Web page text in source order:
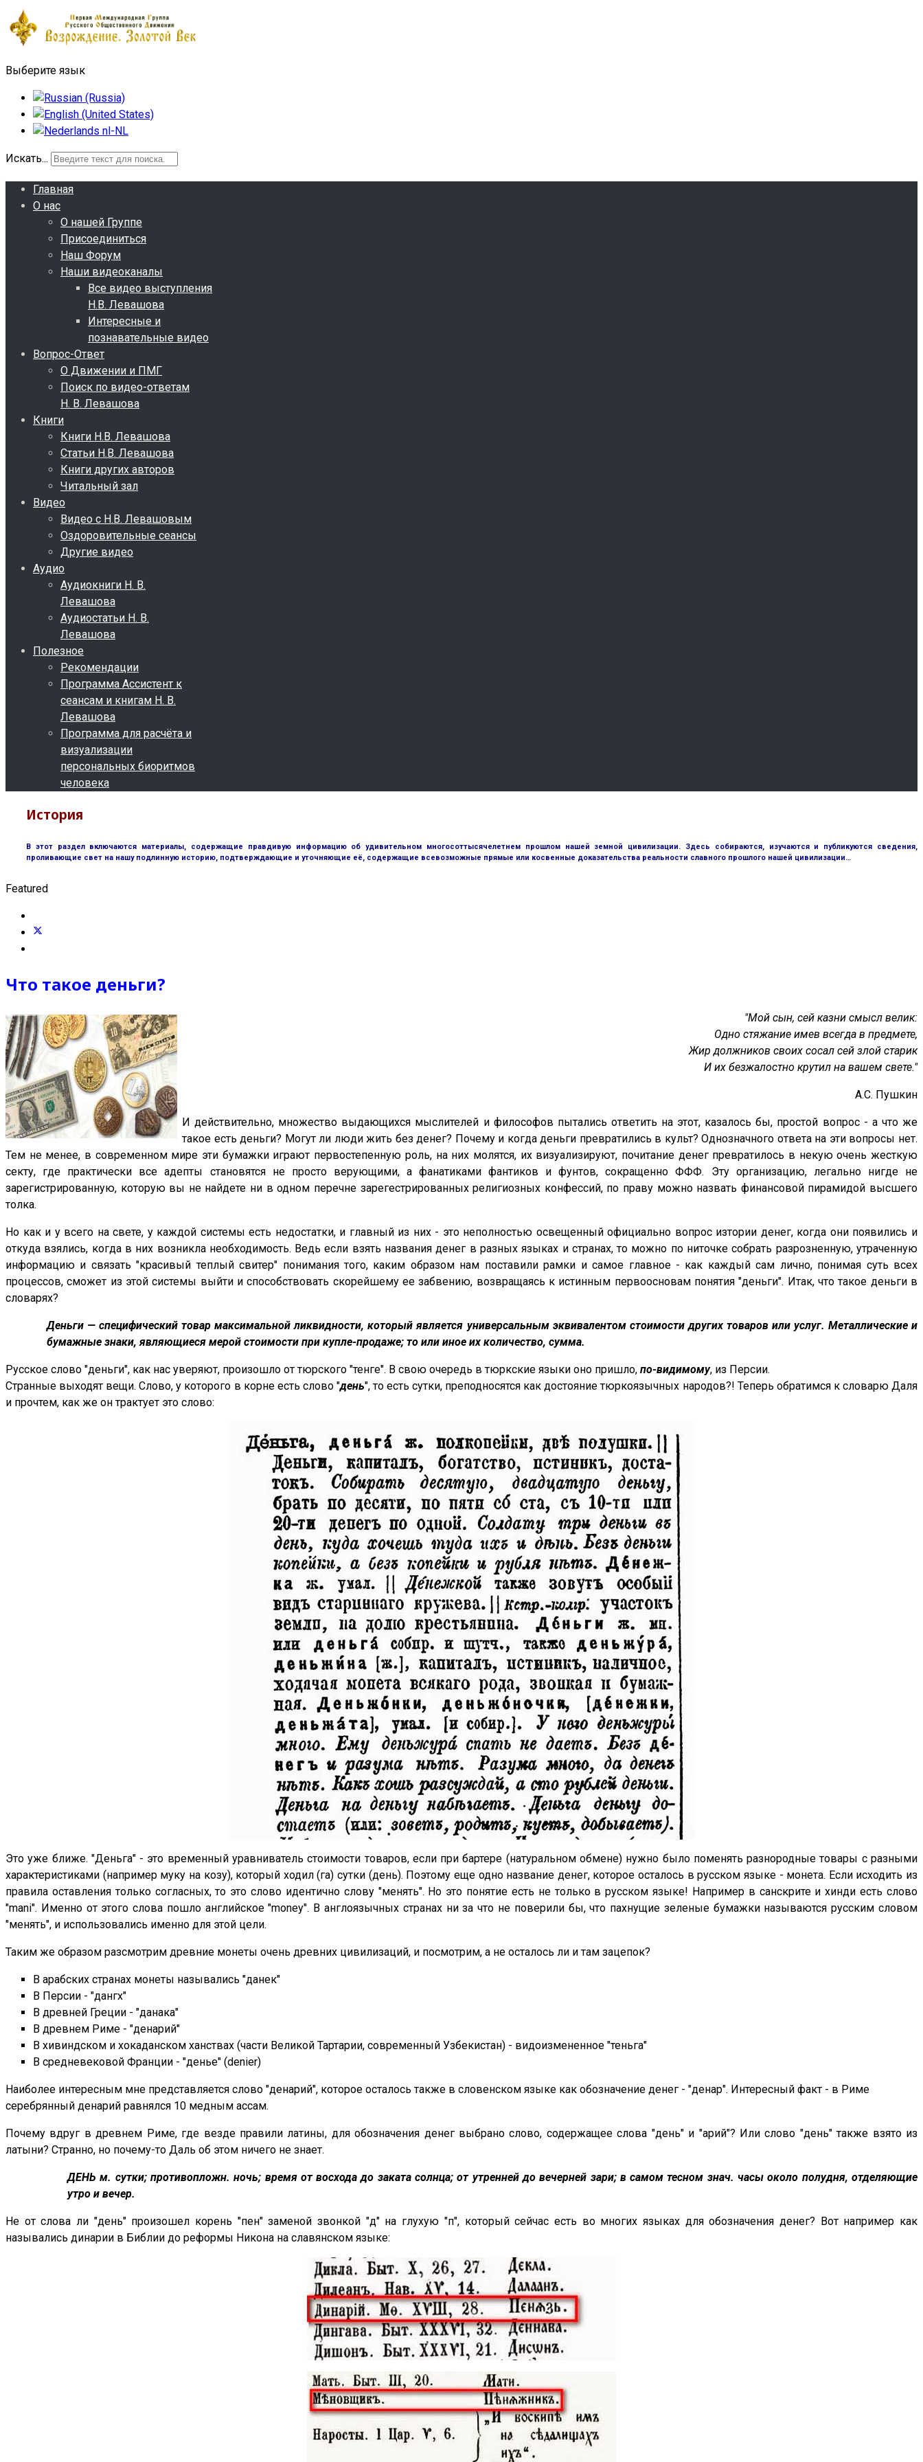
Выберите язык
Искать...
Главная
О нас
О нашей Группе
Присоединиться
Наш Форум
Наши видеоканалы
Все видео выступления
Н.В. Левашова
Интересные и
познавательные видео
Вопрос-Ответ
О Движении и ПМГ
Поиск по видео-ответам
Н. В. Левашова
Книги
Книги Н.В. Левашова
Статьи Н.В. Левашова
Книги других авторов
Читальный зал
Видео
Видео с Н.В. Левашовым
Оздоровительные сеансы
Другие видео
Аудио
Аудиокниги Н. В.
Левашова
Аудиостатьи Н. В.
Левашова
Полезное
Рекомендации
Программа Ассистент к
сеансам и книгам Н. В.
Левашова
Программа для расчёта и
визуализации
персональных биоритмов
человека
История
В этот раздел включаются материалы, содержащие правдивую информацию об удивительном многосоттысячелетнем прошлом нашей земной цивилизации. Здесь собираются, изучаются и публикуются сведения,
проливающие свет на нашу подлинную историю, подтверждающие и уточняющие её, содержащие всевозможные прямые или косвенные доказательства реальности славного прошлого нашей цивилизации…
Featured
Что такое деньги?
"Мой сын, сей казни смысл велик:
Одно стяжание имев всегда в предмете,
Жир должников своих сосал сей злой старик
И их безжалостно крутил на вашем свете."
А.С. Пушкин
И действительно, множество выдающихся мыслителей и философов пытались ответить на этот, казалось бы, простой вопрос - а что же
такое есть деньги? Могут ли люди жить без денег? Почему и когда деньги превратились в культ? Однозначного ответа на эти вопросы нет.
Тем не менее, в современном мире эти бумажки играют первостепенную роль, на них молятся, их визуализируют, почитание денег превратилось в некую очень жесткую
секту, где практически все адепты становятся не просто верующими, а фанатиками фантиков и фунтов, сокращенно ФФФ. Эту организацию, легально нигде не
зарегистрированную, которую вы не найдете ни в одном перечне зарегестрированных религиозных конфессий, по праву можно назвать финансовой пирамидой высшего
толка.
Но как и у всего на свете, у каждой системы есть недостатки, и главный из них - это неполностью освещенный официально вопрос изтории денег, когда они появились и
откуда взялись, когда в них возникла необходимость. Ведь если взять названия денег в разных языках и странах, то можно по ниточке собрать разрозненную, утраченную
информацию и связать "красивый теплый свитер" понимания того, каким образом нам поставили рамки и самое главное - как каждый сам лично, понимая суть всех
процессов, сможет из этой системы выйти и способствовать скорейшему ее забвению, возвращаясь к истинным первоосновам понятия "деньги". Итак, что такое деньги в
словарях?
Деньги — специфический товар максимальной ликвидности, который является универсальным эквивалентом стоимости других товаров или услуг. Металлические и
бумажные знаки, являющиеся мерой стоимости при купле-продаже; то или иное их количество, сумма.
Русское слово "деньги", как нас уверяют, произошло от тюрского "тенге". В свою очередь в тюркские языки оно пришло, по-видимому, из Персии.
Странные выходят вещи. Слово, у которого в корне есть слово "день", то есть сутки, преподносятся как достояние тюркоязычных народов?! Теперь обратимся к словарю Даля
и прочтем, как же он трактует это слово:
Это уже ближе. "Деньга" - это временный уравниватель стоимости товаров, если при бартере (натуральном обмене) нужно было поменять разнородные товары с разными
характеристиками (например муку на козу), который ходил (га) сутки (день). Поэтому еще одно название денег, которое осталось в русском языке - монета. Если исходить из
правила оставления только согласных, то это слово идентично слову "менять". Но это понятие есть не только в русском языке! Например в санскрите и хинди есть слово
"mani". Именно от этого слова пошло английское "money". В англоязычных странах ни за что не поверили бы, что пахнущие зеленые бумажки называются русским словом
"менять", и использовались именно для этой цели.
Таким же образом разсмотрим древние монеты очень древних цивилизаций, и посмотрим, а не осталось ли и там зацепок?
В арабских странах монеты назывались "данек"
В Персии - "дангх"
В древней Греции - "данака"
В древнем Риме - "денарий"
В хивиндском и хокаданском ханствах (части Великой Тартарии, современный Узбекистан) - видоизмененное "теньга"
В средневековой Франции - "денье" (denier)
Наиболее интересным мне представляется слово "денарий", которое осталось также в словенском языке как обозначение денег - "денар". Интересный факт - в Риме
серебрянный денарий равнялся 10 медным ассам.
Почему вдруг в древнем Риме, где везде правили латины, для обозначения денег выбрано слово, содержащее слова "день" и "арий"? Или слово "день" также взято из
латыни? Странно, но почему-то Даль об этом ничего не знает.
ДЕНЬ м. сутки; противопложн. ночь; время от восхода до заката солнца; от утренней до вечерней зари; в самом тесном знач. часы около полудня, отделяющие
утро и вечер.
Не от слова ли "день" произошел корень "пен" заменой звонкой "д" на глухую "п", который сейчас есть во многих языках для обозначения денег? Вот например как
назывались динарии в Библии до реформы Никона на славянском языке: